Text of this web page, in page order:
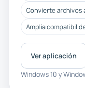
Convierte archivos
Amplia
Ver aplicación
Windows 10 y